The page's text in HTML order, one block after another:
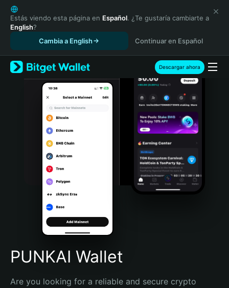
English
日本語
Tiếng Việt
Español (Latinoamérica)
Türkçe
Italiano
Português (Portugal)
Bahasa Indonesia
Português (Brasil)
Español (Argentina)
Estás viendo esta página en Español. ¿Te gustaría cambiarte a
English?
Cambia a English
Continuar en Español
Descargar ahora
PUNKAI Wallet
Are you looking for a reliable and secure crypto